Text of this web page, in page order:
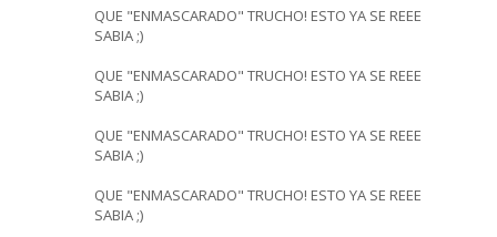
QUE "ENMASCARADO" TRUCHO! ESTO YA SE REEE
SABIA ;)
QUE "ENMASCARADO" TRUCHO! ESTO YA SE REEE
SABIA ;)
QUE "ENMASCARADO" TRUCHO! ESTO YA SE REEE
SABIA ;)
QUE "ENMASCARADO" TRUCHO! ESTO YA SE REEE
SABIA ;)